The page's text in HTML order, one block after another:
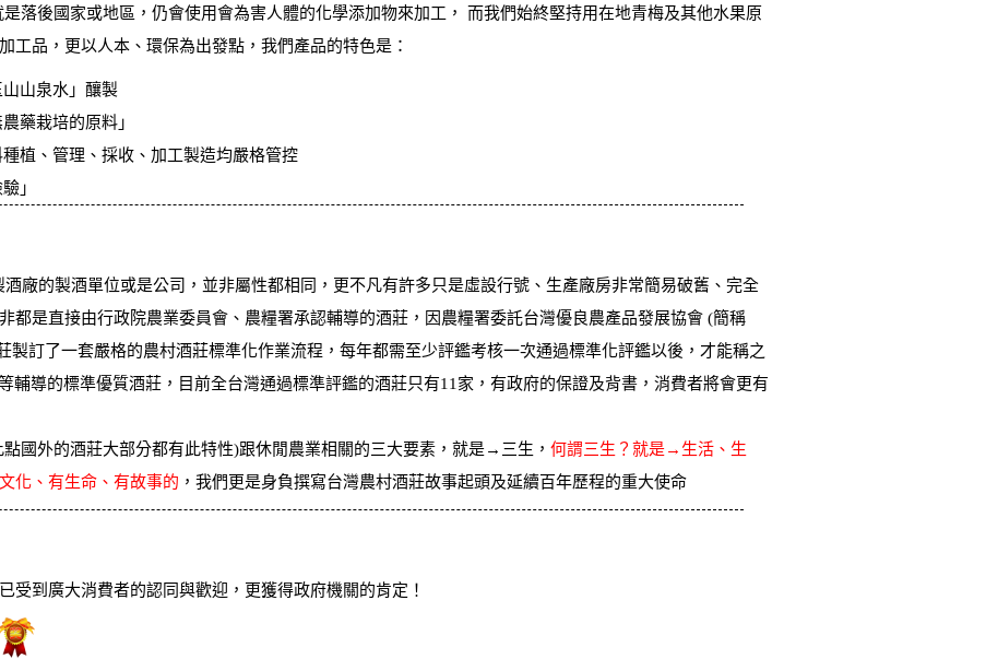
落後國家或地區，仍會使用會為害人體的化學添加物來加工， 而我們始終堅持用在地青梅及其他水果原
工品，更以人本、環保為出發點，我們產品的特色是：
山山泉水」釀製
藥栽培的原料」
植、管理、採收、加工製造均嚴格管控
」
廠的製酒單位或是公司，並非屬性都相同，更不凡有許多只是虛設行號、生產廠房非常簡易破舊、完全
都是直接由行政院農業委員會、農糧署承認輔導的酒莊，因農糧署委託台灣優良農產品發展協會 (簡稱
製訂了一套嚴格的農村酒莊標準化作業流程，每年都需至少評鑑考核一次通過標準化評鑑以後，才能稱之
輔導的標準優質酒莊，目前全台灣通過標準評鑑的酒莊只有11家，有政府的保證及背書，消費者將會更有
國外的酒莊大部分都有此特性)跟休閒農業相關的三大要素，就是→三生， 何謂三生？就是→生活、生
化、有生命、有故事的 ，我們更是身負撰寫台灣農村酒莊故事起頭及延續百年歷程的重大使命
受到廣大消費者的認同與歡迎，更獲得政府機關的肯定！